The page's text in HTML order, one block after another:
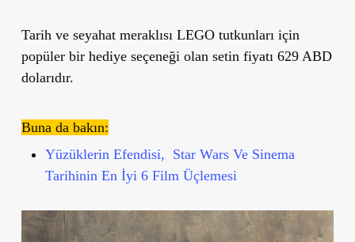
Tarih ve seyahat meraklısı LEGO tutkunları için
popüler bir hediye seçeneği olan setin fiyatı 629 ABD
dolarıdır.
Buna da bakın:
Yüzüklerin Efendisi, Star Wars Ve Sinema
Tarihinin En İyi 6 Film Üçlemesi